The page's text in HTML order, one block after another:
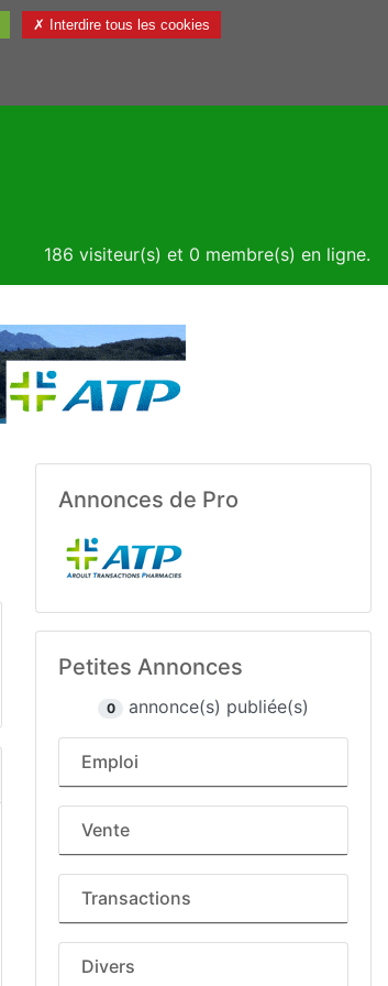
186 visiteur(s) et 0 membre(s) en ligne.
Annonces de Pro
Petites Annonces
0 annonce(s) publiée(s)
Emploi
Vente
Transactions
Divers
✗ Interdire tous les cookies